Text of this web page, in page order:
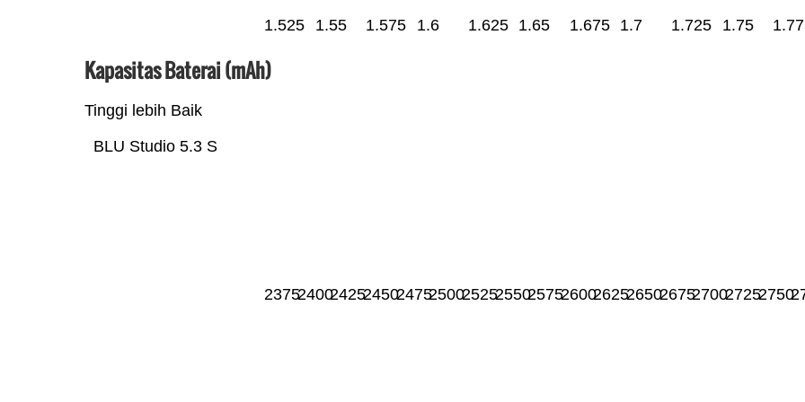
1.525 1.55 1.575 1.6 1.625 1.65 1.675 1.7 1.725 1.75
Kapasitas Baterai (mAh)
Tinggi lebih Baik
BLU Studio 5.3 S
2375240024252450247525002525255025752600262526502675270027252750